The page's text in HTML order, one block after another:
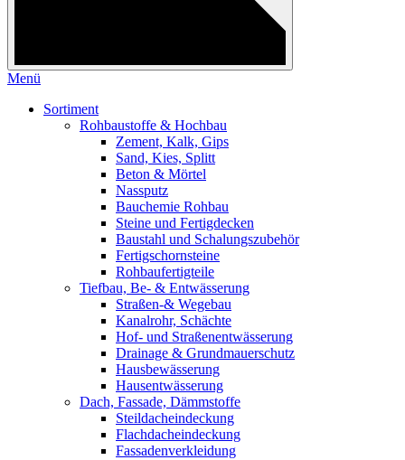
Menü
Sortiment
Rohbaustoffe & Hochbau
Zement, Kalk, Gips
Sand, Kies, Splitt
Beton & Mörtel
Nassputz
Bauchemie Rohbau
Steine und Fertigdecken
Baustahl und Schalungszubehör
Fertigschornsteine
Rohbaufertigteile
Tiefbau, Be- & Entwässerung
Straßen-& Wegebau
Kanalrohr, Schächte
Hof- und Straßenentwässerung
Drainage & Grundmauerschutz
Hausbewässerung
Hausentwässerung
Dach, Fassade, Dämmstoffe
Steildacheindeckung
Flachdacheindeckung
Fassadenverkleidung